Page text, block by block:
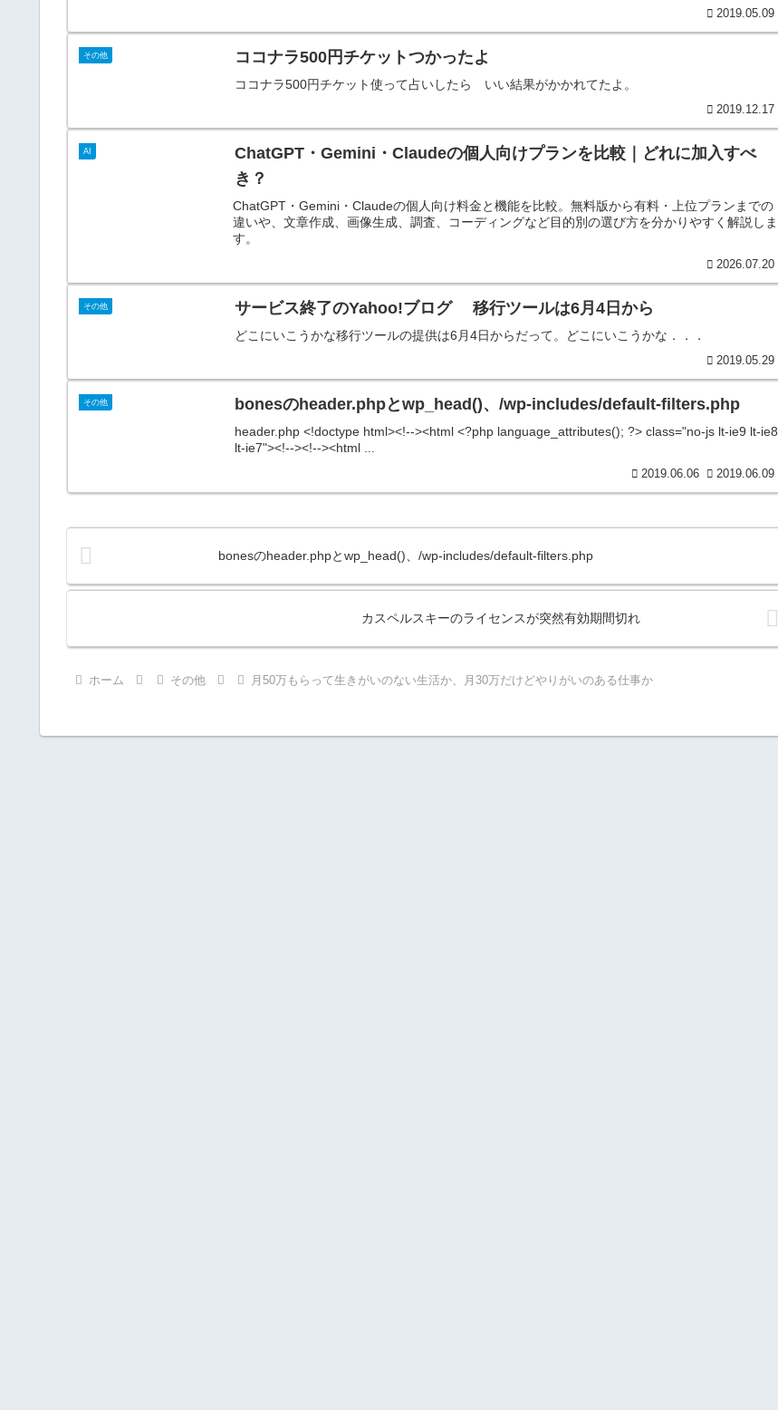
2019.05.09
その他 ココナラ500円チケットつかったよ
ココナラ500円チケット使って占いしたら いい結果がかかれてたよ。
2019.12.17
AI
ChatGPT・Gemini・Claudeの個人向けプランを比較｜どれに加入すべ
き？
ChatGPT・Gemini・Claudeの個人向け料金と機能を比較。無料版から有料・上位プランまでの
違いや、文章作成、画像生成、調査、コーディングなど目的別の選び方を分かりやすく解説しま
す。
2026.07.20
その他 サービス終了のYahoo!ブログ 移行ツールは6月4日から
どこにいこうかな移行ツールの提供は6月4日からだって。どこにいこうかな．．．
2019.05.29
その他 bonesのheader.phpとwp_head()、/wp-includes/default-filters.php
header.php <!doctype html><!--><html <?php language_attributes(); ?> class="no-js lt-ie9 lt-ie8
lt-ie7"><!--><!--><html ...
2019.06.06 2019.06.09
bonesのheader.phpとwp_head()、/wp-includes/default-filters.php
カスペルスキーのライセンスが突然有効期間切れ
ホーム その他 月50万もらって生きがいのない生活か、月30万だけどやりがいのある仕事か